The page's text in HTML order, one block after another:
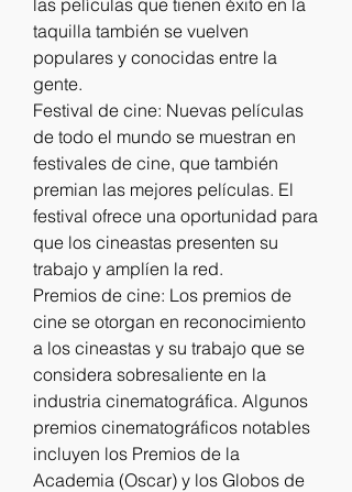
las películas que tienen éxito en la
taquilla también se vuelven
populares y conocidas entre la
gente.
Festival de cine: Nuevas películas
de todo el mundo se muestran en
festivales de cine, que también
premian las mejores películas. El
festival ofrece una oportunidad para
que los cineastas presenten su
trabajo y amplíen la red.
Premios de cine: Los premios de
cine se otorgan en reconocimiento
a los cineastas y su trabajo que se
considera sobresaliente en la
industria cinematográfica. Algunos
premios cinematográficos notables
incluyen los Premios de la
Academia (Oscar) y los Globos de